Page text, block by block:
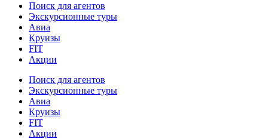
Поиск для агентов
Экскурсионные туры
Авиа
Круизы
FIT
Акции
Поиск для агентов
Экскурсионные туры
Авиа
Круизы
FIT
Акции